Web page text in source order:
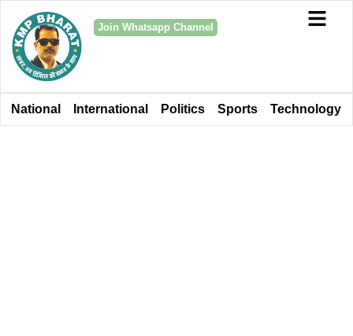
Join Whatsapp Channel
National International Politics Sports Technology